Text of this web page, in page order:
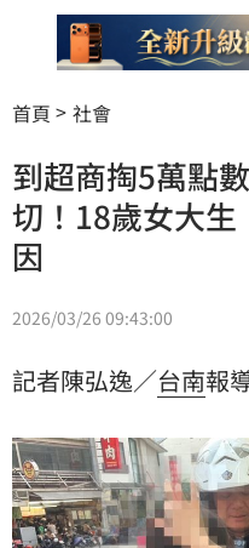
首頁 社會
到超商掏5萬點
切！18歲女大生
因
2026/03/26 09:43:00
記者陳弘逸／台南報